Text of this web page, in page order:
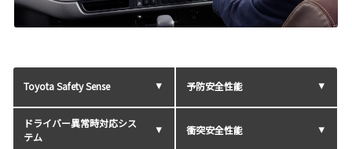
Toyota Safety Sense 予防安全性能
ドライバー異常時対応シス
テム
衝突安全性能